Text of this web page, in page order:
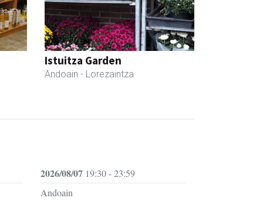
Istuitza Garden
Andoain - Lorezaintza
2026/08/0719:30 - 23:59
Andoain